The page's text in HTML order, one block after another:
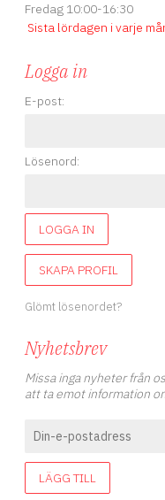
Fredag 10:00-16:30
Sista lördagen i varje
Logga in
E-post:
Lösenord:
LOGGA IN
SKAPA PROFIL
Glömt lösenordet?
Nyhetsbrev
Missa inga nyheter från
att ta emot information
LÄGG TILL